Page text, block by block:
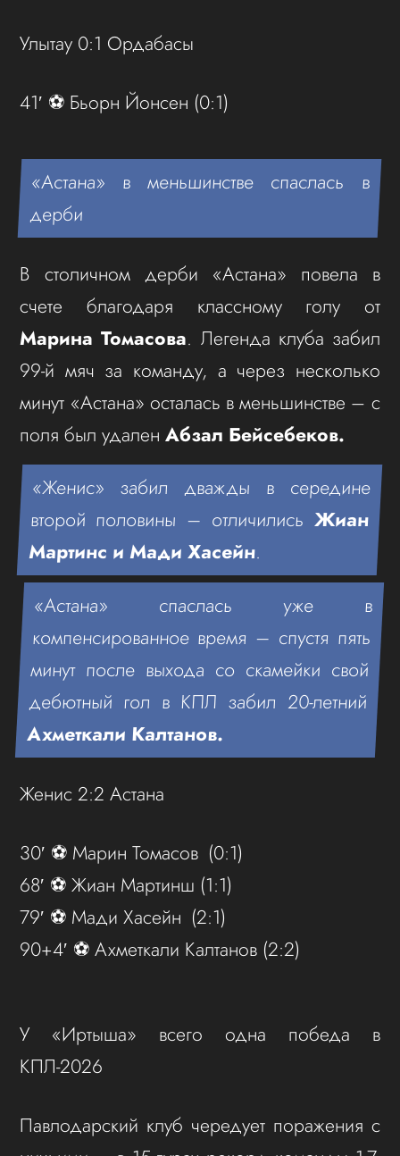
Улытау 0:1 Ордабасы
41′ ⚽️ Бьорн Йонсен (0:1)
«Астана» в меньшинстве спаслась в
дерби
В столичном дерби «Астана» повела в
счете благодаря классному голу от
Марина Томасова. Легенда клуба забил
99-й мяч за команду, а через несколько
минут «Астана» осталась в меньшинстве – с
поля был удаленАбзал Бейсебеков.
«Женис» забил дважды в середине
второй половины – отличилисьЖиан
Мартинс и Мади Хасейн.
«Астана» спаслась уже в
компенсированное время – спустя пять
минут после выхода со скамейки свой
дебютный гол в КПЛ забил 20-летний
Ахметкали Калтанов.
Женис 2:2 Астана
30′ ⚽️ Марин Томасов (0:1)
68′ ⚽️ Жиан Мартинш (1:1)
79′ ⚽️ Мади Хасейн (2:1)
90+4′ ⚽️ Ахметкали Калтанов (2:2)
У «Иртыша» всего одна победа в
КПЛ-2026
Павлодарский клуб чередует поражения с